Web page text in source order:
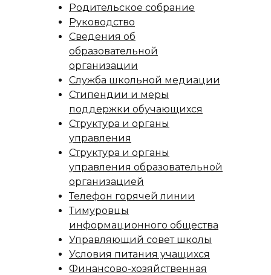
Родительское собрание
Руководство
Сведения об
образовательной
организации
Служба школьной медиации
Стипендии и меры
поддержки обучающихся
Структура и органы
управления
Структура и органы
управления образовательной
организацией
Телефон горячей линии
Тимуровцы
информационного общества
Управляющий совет школы
Условия питания учащихся
Финансово-хозяйственная